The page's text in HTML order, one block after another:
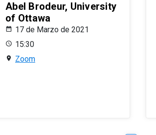
Abel Brodeur, University
of Ottawa
17 de Marzo de 2021
15:30
Zoom